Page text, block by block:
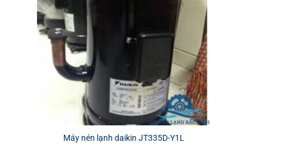
Máy nén lạnh daikin JT335D-Y1L